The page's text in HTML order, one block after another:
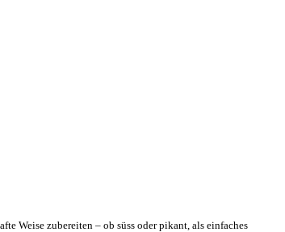
Weise zubereiten – ob süss oder pikant, als einfaches